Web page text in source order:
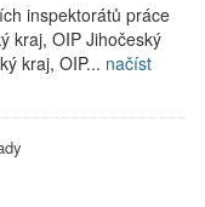
inspektorátů práce
kraj, OIP Jihočeský
kraj, OIP... načíst